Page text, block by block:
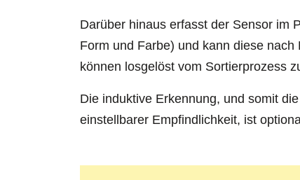
Darüber hinaus erfasst der Sensor im
Form und Farbe) und kann diese
können losgelöst vom Sortierprozess
Die induktive Erkennung, und somit
einstellbarer Empfindlichkeit, ist